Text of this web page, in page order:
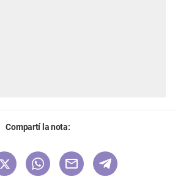
Compartí la nota: